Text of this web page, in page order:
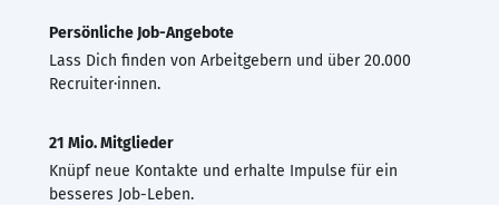
Persönliche Job-Angebote
Lass Dich finden von Arbeitgebern und über 20.000
Recruiter·innen.
21 Mio. Mitglieder
Knüpf neue Kontakte und erhalte Impulse für ein
besseres Job-Leben.